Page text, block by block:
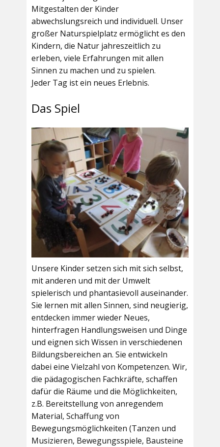
Mitgestalten der Kinder
abwechslungsreich und individuell. Unser
großer Naturspielplatz ermöglicht es den
Kindern, die Natur jahreszeitlich zu
erleben, viele Erfahrungen mit allen
Sinnen zu machen und zu spielen.
Jeder Tag ist ein neues Erlebnis.
Das Spiel
Unsere Kinder setzen sich mit sich selbst,
mit anderen und mit der Umwelt
spielerisch und phantasievoll auseinander.
Sie lernen mit allen Sinnen, sind neugierig,
entdecken immer wieder Neues,
hinterfragen Handlungsweisen und Dinge
und eignen sich Wissen in verschiedenen
Bildungsbereichen an. Sie entwickeln
dabei eine Vielzahl von Kompetenzen. Wir,
die pädagogischen Fachkräfte, schaffen
dafür die Räume und die Möglichkeiten,
z.B. Bereitstellung von anregendem
Material, Schaffung von
Bewegungsmöglichkeiten (Tanzen und
Musizieren, Bewegungsspiele, Bausteine